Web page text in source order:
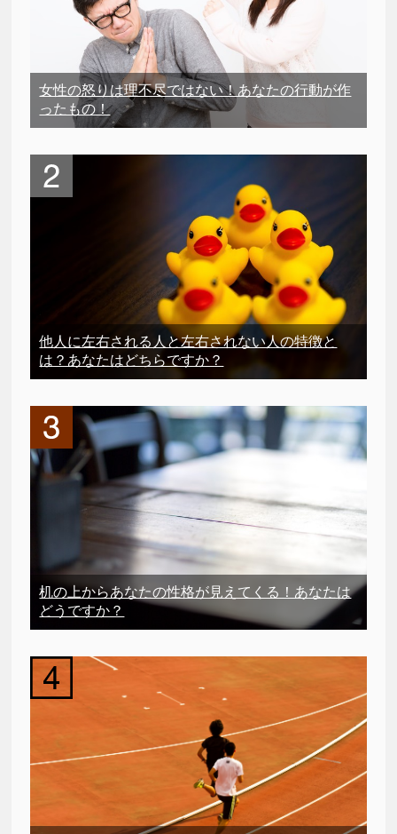
女性の怒りは理不尽ではない！あなたの行動が作
ったもの！
他人に左右される人と左右されない人の特徴と
は？あなたはどちらですか？
机の上からあなたの性格が見えてくる！あなたは
どうですか？